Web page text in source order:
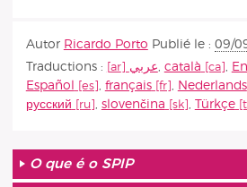
Autor Ricardo Porto Publié le : 09/
Traductions :
عربي, català ,
Español
, français , Nederlands
русский
, slovenčina , Türkçe
O que é o SPIP